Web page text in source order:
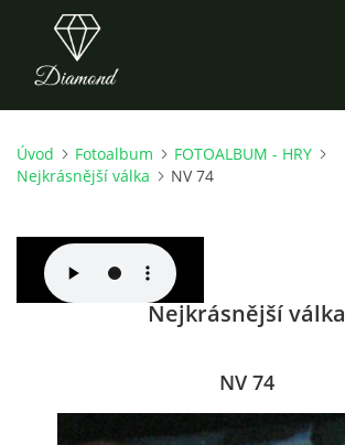
ÚVOD
O NÁS
Úvod Fotoalbum
FOTOALBUM - HRY
Nejkrásnější válka
NV 74
Nejkrásnější válka
NV 74